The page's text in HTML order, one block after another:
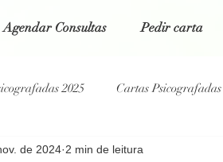
Agendar Consultas Pedir carta
2025 Cartas Psicografadas
Cartas Psicografadas 2022
de 2024 2 min de leitura